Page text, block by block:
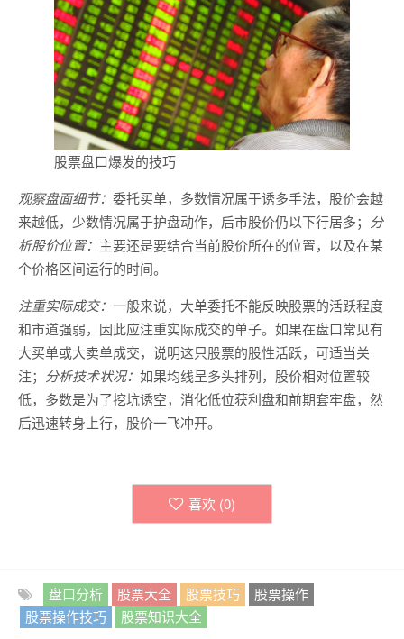
股票盘口爆发的技巧
观察盘面细节： 委托买单，多数情况属于诱多手法，股价会越
来越低，少数情况属于护盘动作，后市股价仍以下行居多； 分
析股价位置： 主要还是要结合当前股价所在的位置，以及在某
个价格区间运行的时间。
注重实际成交： 一般来说，大单委托不能反映股票的活跃程度
和市道强弱，因此应注重实际成交的单子。如果在盘口常见有
大买单或大卖单成交，说明这只股票的股性活跃，可适当关
注； 分析技术状况： 如果均线呈多头排列，股价相对位置较
低，多数是为了挖坑诱空，消化低位获利盘和前期套牢盘，然
后迅速转身上行，股价一飞冲开。
喜欢 (0)
盘口分析 股票大全 股票技巧
股票操作
股票操作技巧
股票知识大全